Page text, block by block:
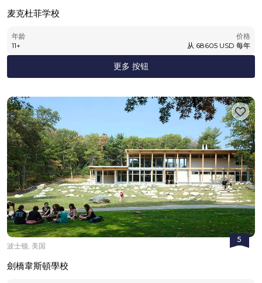
麦克杜菲学校
年龄
11+
价格
从 68605 USD 每年
更多 按钮
5
波士顿, 美国
劍橋韋斯頓學校